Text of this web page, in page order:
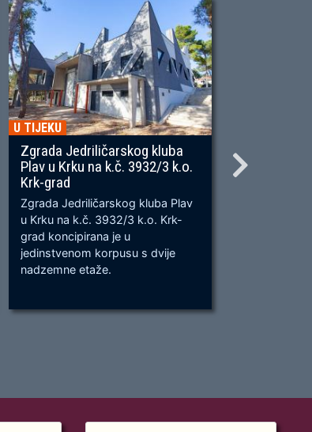
U TIJEKU
Zgrada Jedriličarskog kluba
Plav u Krku na k.č. 3932/3 k.o.
Krk-grad
Zgrada Jedriličarskog kluba Plav
u Krku na k.č. 3932/3 k.o. Krk-
grad koncipirana je u
jedinstvenom korpusu s dvije
nadzemne etaže.
OU, na